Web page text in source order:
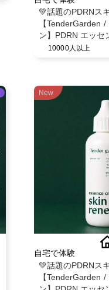
💚話題のPDRNス
【TenderGarden
ン】PDRN エッセ
モニター募集✨
10000人以上
New
自宅で体験
💚話題のPDRNス
【TenderGarden